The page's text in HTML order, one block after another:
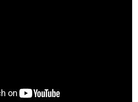
理所有困惑